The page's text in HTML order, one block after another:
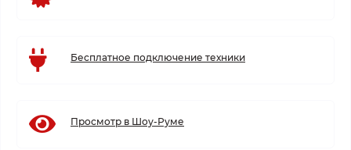
Бесплатное подключение техники
Просмотр в Шоу-Руме